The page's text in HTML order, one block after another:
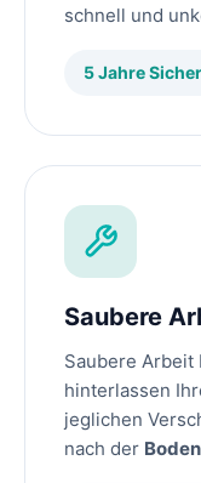
schnell und
5 Jahre
Saubere
Saubere
hinterlassen
jeglichen
nach der